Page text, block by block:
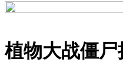
植物大战僵